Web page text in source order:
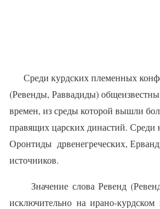
Среди курдских племенных
(Ревенды, Раввадиды)
времен, из среды которой вышли
правящих царских династий.
Оронтиды дрвенегреческих,
источников.
Значение слова Ревенд
исключительно на ирано-курдском